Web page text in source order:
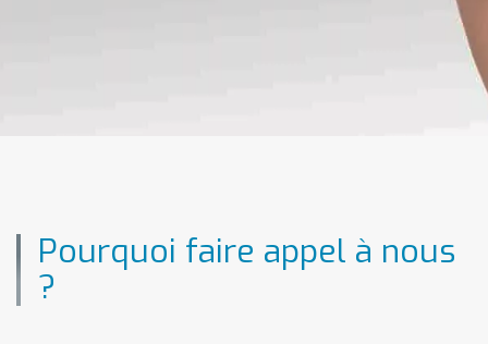
Pourquoi faire appel à nous
?